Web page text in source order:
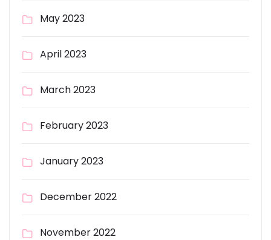
May 2023
April 2023
March 2023
February 2023
January 2023
December 2022
November 2022